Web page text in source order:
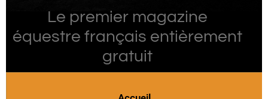
Le premier magazine
équestre français entièrement
gratuit